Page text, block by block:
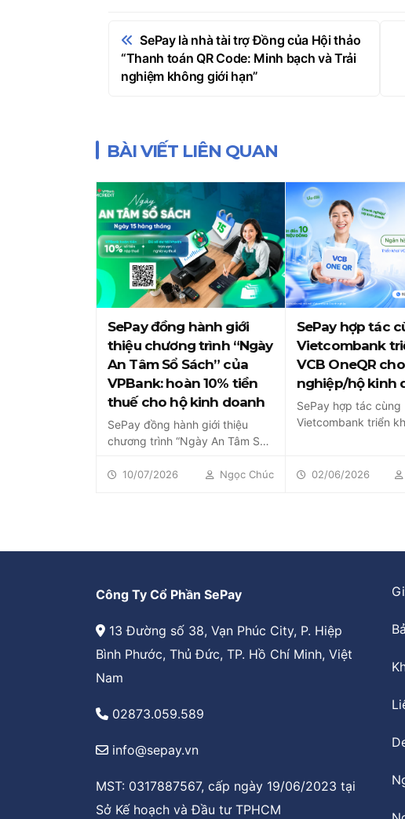
Điều
hướng
bài
SePay là nhà tài trợ Đồng của Hội thảo
“Thanh toán QR Code: Minh bạch và Trải
nghiệm không giới hạn”
BÀI VIẾT LIÊN QUAN
SePay đồng hành giới
thiệu chương trình “Ngày
An Tâm Sổ Sách” của
VPBank: hoàn 10% tiền
thuế cho hộ kinh doanh
SePay đồng hành giới thiệu
chương trình “Ngày An Tâm Sổ
ngày 15 hàng tháng. Hộ...
10/07/2026 Ngọc Chúc
SePay hợp tác
Vietcombank
VCB OneQR
nghiệp/hộ kinh
SePay hợp tác cùng
Vietcombank triển
duy nhất, doanh...
02/06/2026
Công Ty Cổ Phần SePay
13 Đường số 38, Vạn Phúc City, P. Hiệp
Bình Phước, Thủ Đức, TP. Hồ Chí Minh, Việt
Nam
02873.059.589
info@sepay.vn
MST: 0317887567, cấp ngày 19/06/2023 tại
Sở Kế hoạch và Đầu tư TPHCM